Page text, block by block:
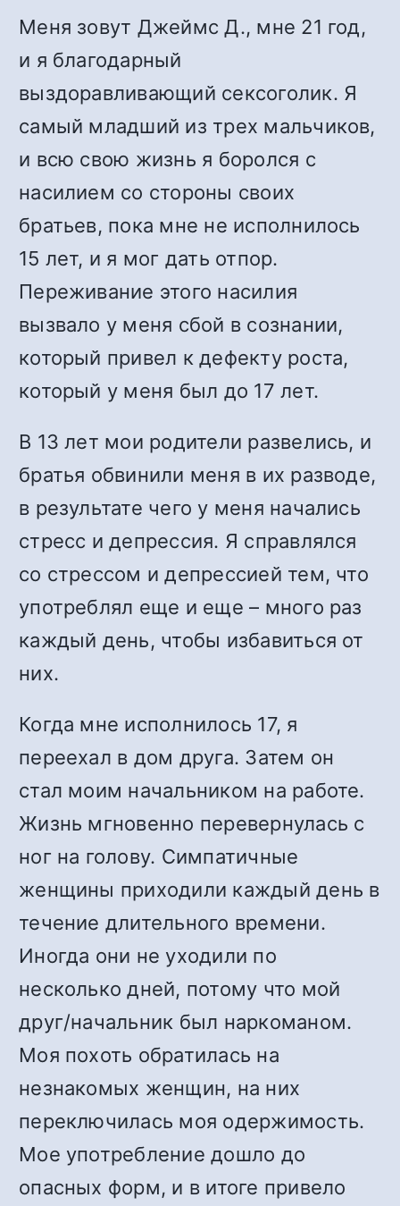
Меня зовут Джеймс Д., мне 21 год,
и я благодарный
выздоравливающий сексоголик. Я
самый младший из трех мальчиков,
и всю свою жизнь я боролся с
насилием со стороны своих
братьев, пока мне не исполнилось
15 лет, и я мог дать отпор.
Переживание этого насилия
вызвало у меня сбой в сознании,
который привел к дефекту роста,
который у меня был до 17 лет.
В 13 лет мои родители развелись, и
братья обвинили меня в их разводе,
в результате чего у меня начались
стресс и депрессия. Я справлялся
со стрессом и депрессией тем, что
употреблял еще и еще – много раз
каждый день, чтобы избавиться от
них.
Когда мне исполнилось 17, я
переехал в дом друга. Затем он
стал моим начальником на работе.
Жизнь мгновенно перевернулась с
ног на голову. Симпатичные
женщины приходили каждый день в
течение длительного времени.
Иногда они не уходили по
несколько дней, потому что мой
друг/начальник был наркоманом.
Моя похоть обратилась на
незнакомых женщин, на них
переключилась моя одержимость.
Мое употребление дошло до
опасных форм, и в итоге привело